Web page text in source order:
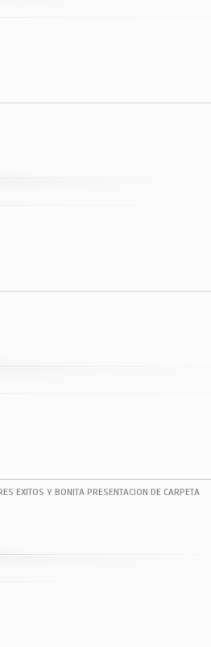
EXITOS Y BONITA PRESENTACION DE CARPETA